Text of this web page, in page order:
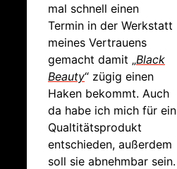
mal schnell einen
Termin in der Werkstatt
meines Vertrauens
gemacht damit „Black
Beauty“ zügig einen
Haken bekommt. Auch
da habe ich mich für ein
Qualtitätsprodukt
entschieden, außerdem
soll sie abnehmbar sein.